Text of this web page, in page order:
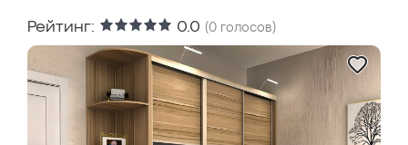
Рейтинг: 0.0 (0 голосов)